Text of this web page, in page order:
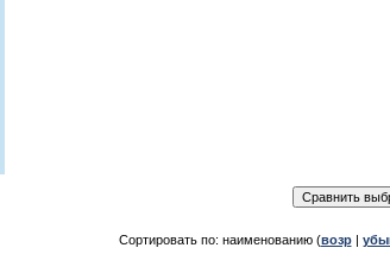
Сортировать по: наименованию (возр|